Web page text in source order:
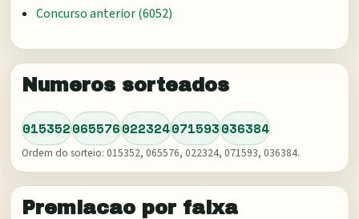
Concurso anterior (6052)
Numeros sorteados
015352065576022324071593036384
Ordem do sorteio: 015352, 065576, 022324, 071593, 036384.
Premiacao por faixa